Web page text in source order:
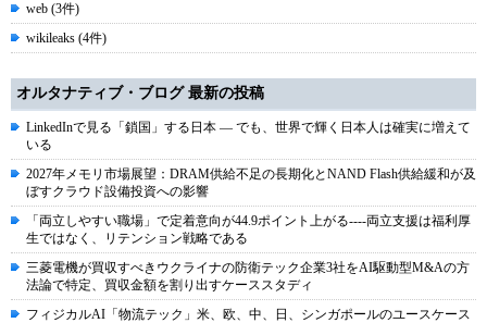
web (3件)
wikileaks (4件)
オルタナティブ・ブログ 最新の投稿
LinkedInで見る「鎖国」する日本 ― でも、世界で輝く日本人は確実に増えて
いる
2027年メモリ市場展望：DRAM供給不足の長期化とNAND Flash供給緩和が及
ぼすクラウド設備投資への影響
「両立しやすい職場」で定着意向が44.9ポイント上がる----両立支援は福利厚
生ではなく、リテンション戦略である
三菱電機が買収すべきウクライナの防衛テック企業3社をAI駆動型M&Aの方
法論で特定、買収金額を割り出すケーススタディ
フィジカルAI「物流テック」米、欧、中、日、シンガポールのユースケース